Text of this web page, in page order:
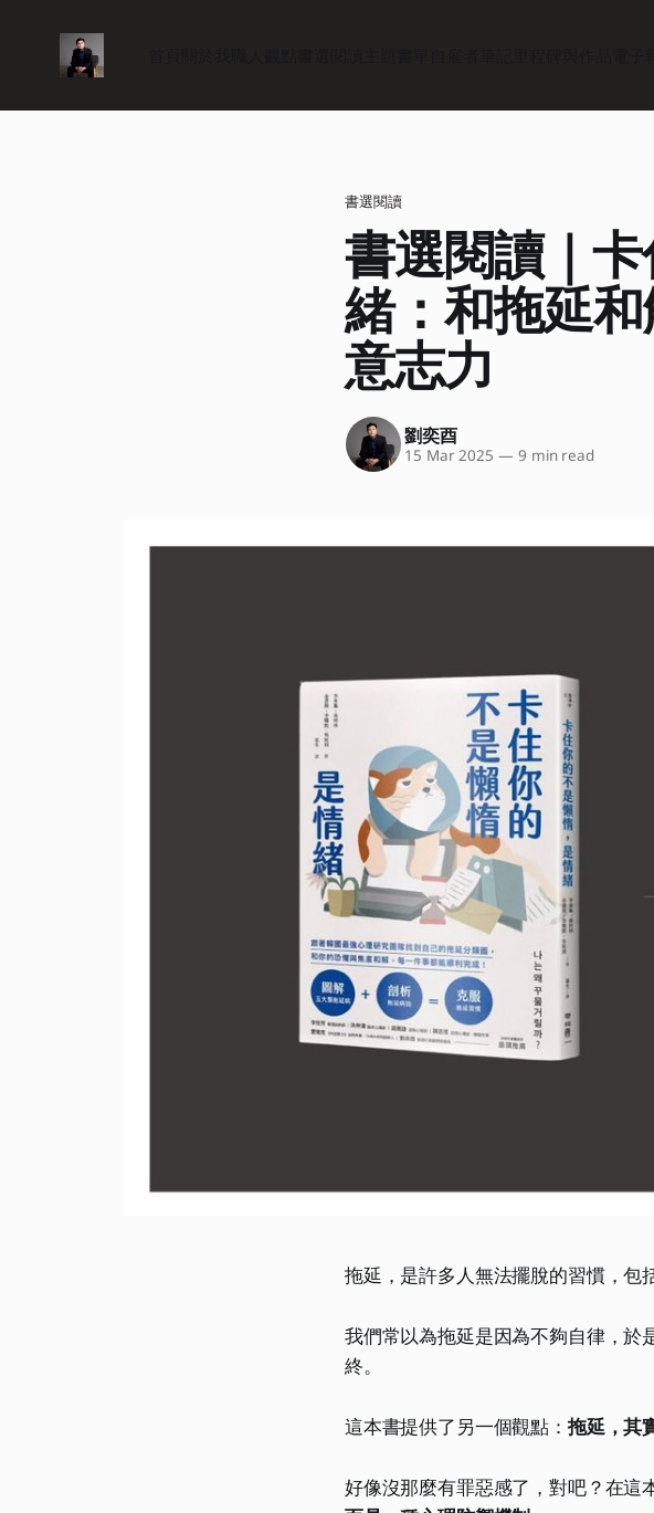
書選閱讀
書選閱讀｜
緒：和拖延
意志力
劉奕酉
15 Mar 2025 — 9 min read
拖延，是許多人無法擺脫的習慣，包
我們常以為拖延是因為不夠自律，於
終。
這本書提供了另一個觀點： 拖延，其
好像沒那麼有罪惡感了，對吧？在這